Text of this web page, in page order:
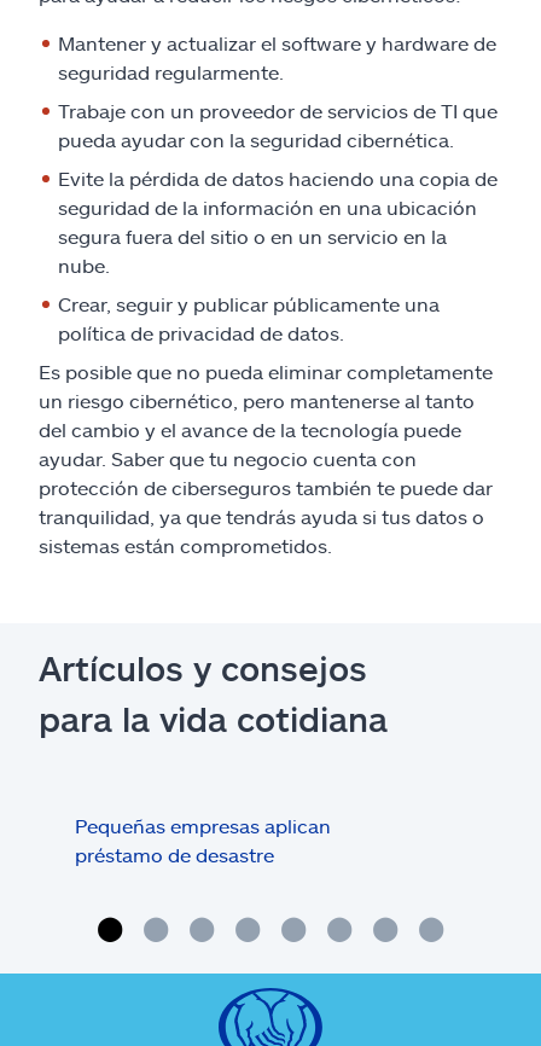
Mantener y actualizar el software y hardware de
seguridad regularmente.
Trabaje con un proveedor de servicios de TI que
pueda ayudar con la seguridad cibernética.
Evite la pérdida de datos haciendo una copia de
seguridad de la información en una ubicación
segura fuera del sitio o en un servicio en la
nube.
Crear, seguir y publicar públicamente una
política de privacidad de datos.
Es posible que no pueda eliminar completamente
un riesgo cibernético, pero mantenerse al tanto
del cambio y el avance de la tecnología puede
ayudar. Saber que tu negocio cuenta con
protección de ciberseguros también te puede dar
tranquilidad, ya que tendrás ayuda si tus datos o
sistemas están comprometidos.
Artículos y consejos
para la vida cotidiana
Pequeñas empresas aplican
préstamo de desastre